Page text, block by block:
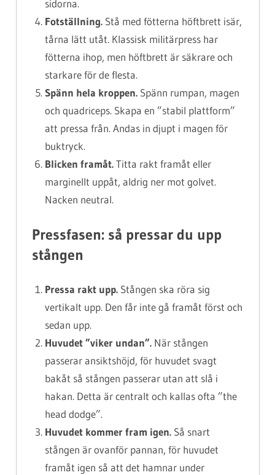
sidorna.
Fotställning. Stå med fötterna höftbrett isär,
tårna lätt utåt. Klassisk militärpress har
fötterna ihop, men höftbrett är säkrare och
starkare för de flesta.
Spänn hela kroppen. Spänn rumpan, magen
och quadriceps. Skapa en ”stabil plattform”
att pressa från. Andas in djupt i magen för
buktryck.
Blicken framåt.Titta rakt framåt eller
marginellt uppåt, aldrig ner mot golvet.
Nacken neutral.
Pressfasen: så pressar du upp
stången
Pressa rakt upp. Stången ska röra sig
vertikalt upp. Den får inte gå framåt först och
sedan upp.
Huvudet ”viker undan”. När stången
passerar ansiktshöjd, för huvudet svagt
bakåt så stången passerar utan att slå i
hakan. Detta är centralt och kallas ofta ”the
head dodge”.
Huvudet kommer fram igen. Så snart
stången är ovanför pannan, för huvudet
framåt igen så att det hamnar under